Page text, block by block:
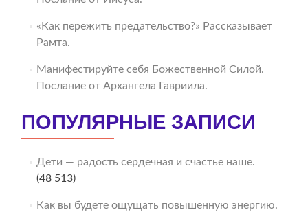
«Как пережить предательство?» Рассказывает
Рамта.
Манифестируйте себя Божественной Силой.
Послание от Архангела Гавриила.
ПОПУЛЯРНЫЕ ЗАПИСИ
Дети — радость сердечная и счастье наше.
(48 513)
Как вы будете ощущать повышенную энергию.